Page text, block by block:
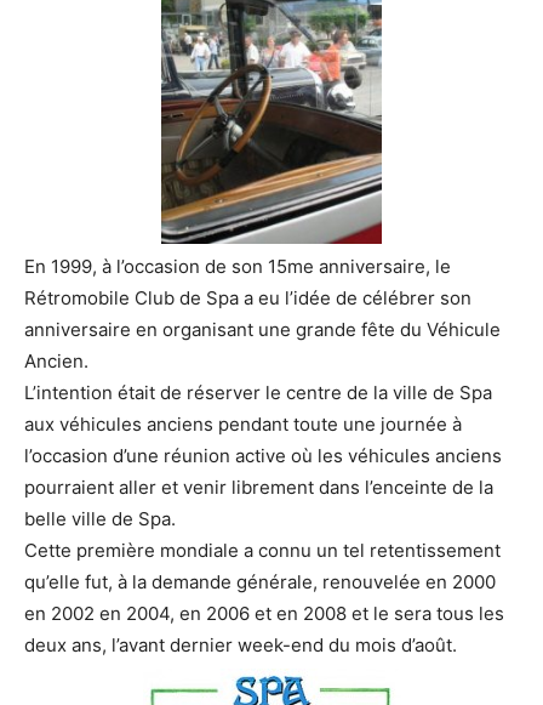
En 1999, à l’occasion de son 15me anniversaire, le
Rétromobile Club de Spa a eu l’idée de célébrer son
anniversaire en organisant une grande fête du Véhicule
Ancien.
L’intention était de réserver le centre de la ville de Spa
aux véhicules anciens pendant toute une journée à
l’occasion d’une réunion active où les véhicules anciens
pourraient aller et venir librement dans l’enceinte de la
belle ville de Spa.
Cette première mondiale a connu un tel retentissement
qu’elle fut, à la demande générale, renouvelée en 2000
en 2002 en 2004, en 2006 et en 2008 et le sera tous les
deux ans, l’avant dernier week-end du mois d’août.